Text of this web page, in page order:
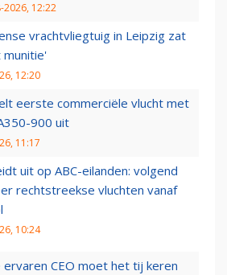
2026, 12:22
vrachtvliegtuig in Leipzig zat
12:20
eerste commerciële vlucht met
900 uit
11:17
uit op ABC-eilanden: volgend
rechtstreekse vluchten vanaf
10:24
ervaren CEO moet het tij keren